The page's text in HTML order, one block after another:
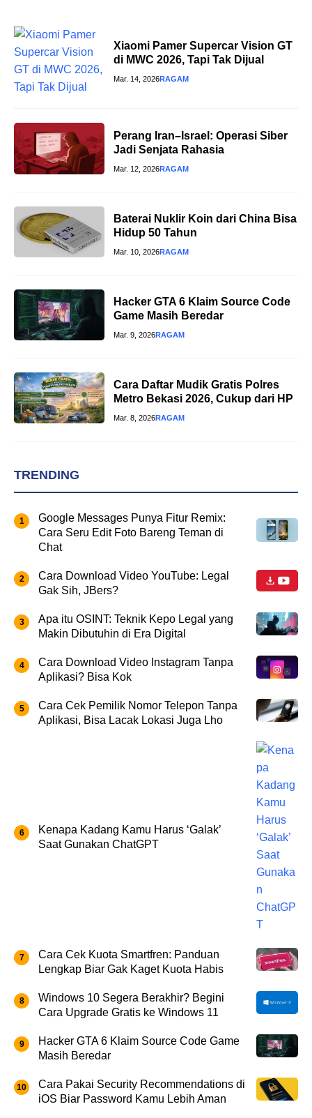
Xiaomi Pamer Supercar Vision GT
di MWC 2026, Tapi Tak Dijual
Mar. 14, 2026RAGAM
Perang Iran–Israel: Operasi Siber
Jadi Senjata Rahasia
Mar. 12, 2026RAGAM
Baterai Nuklir Koin dari China Bisa
Hidup 50 Tahun
Mar. 10, 2026RAGAM
Hacker GTA 6 Klaim Source Code
Game Masih Beredar
Mar. 9, 2026RAGAM
Cara Daftar Mudik Gratis Polres
Metro Bekasi 2026, Cukup dari HP
Mar. 8, 2026RAGAM
TRENDING
Google Messages Punya Fitur Remix:
Cara Seru Edit Foto Bareng Teman di
Chat
Cara Download Video YouTube: Legal
Gak Sih, JBers?
Apa itu OSINT: Teknik Kepo Legal yang
Makin Dibutuhin di Era Digital
Cara Download Video Instagram Tanpa
Aplikasi? Bisa Kok
Cara Cek Pemilik Nomor Telepon Tanpa
Aplikasi, Bisa Lacak Lokasi Juga Lho
Kenapa Kadang Kamu Harus ‘Galak’
Saat Gunakan ChatGPT
Cara Cek Kuota Smartfren: Panduan
Lengkap Biar Gak Kaget Kuota Habis
Windows 10 Segera Berakhir? Begini
Cara Upgrade Gratis ke Windows 11
Hacker GTA 6 Klaim Source Code Game
Masih Beredar
Cara Pakai Security Recommendations di
iOS Biar Password Kamu Lebih Aman